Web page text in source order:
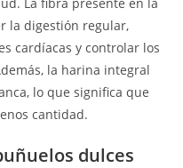
la digestión regular,
cardíacas y controlar los
la harina integral
lo que significa que
cantidad.
dulces